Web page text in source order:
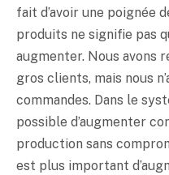
fait d’avoir une poignée
produits ne signifie pas
augmenter. Nous avons
gros clients, mais nous
commandes. Dans le
possible d’augmenter
production sans
est plus important